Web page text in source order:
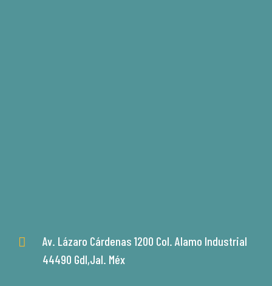
Av. Lázaro Cárdenas 1200 Col. Alamo Industrial
44490 Gdl,Jal. Méx